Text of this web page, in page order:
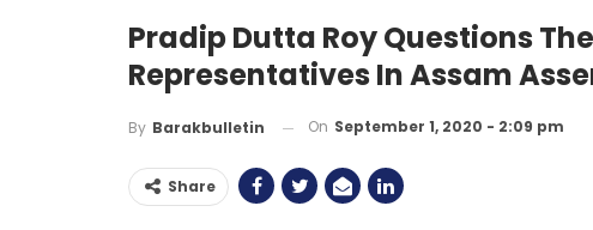
Pradip Dutta Roy Questions
Representatives In Assam
By Barakbulletin On September 1, 2020 - 2:09 pm
Share